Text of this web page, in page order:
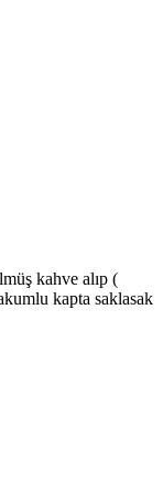
kahve alıp (
kapta saklasak